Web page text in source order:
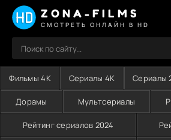
ZONA-FILMS
СМОТРЕТЬ ОНЛАЙН В HD
Фильмы 4K Сериалы 4K Сериалы
Дорамы Мультсериалы
Рейтинг сериалов 2024